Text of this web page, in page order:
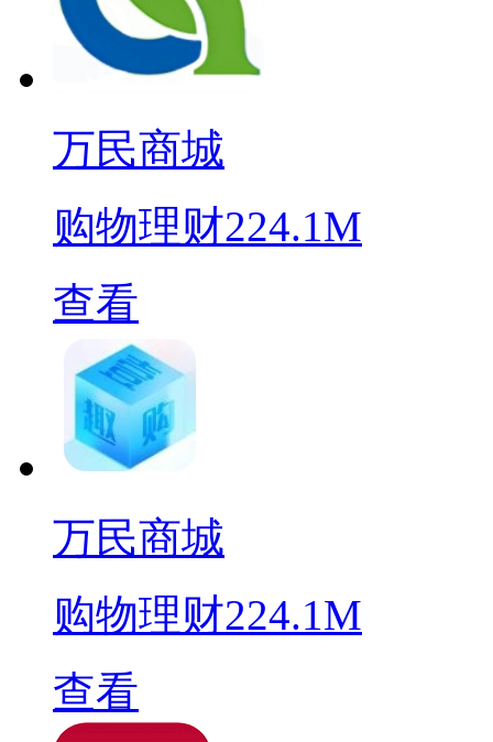
万民商城
购物理财224.1M
查看
万民商城
购物理财224.1M
查看